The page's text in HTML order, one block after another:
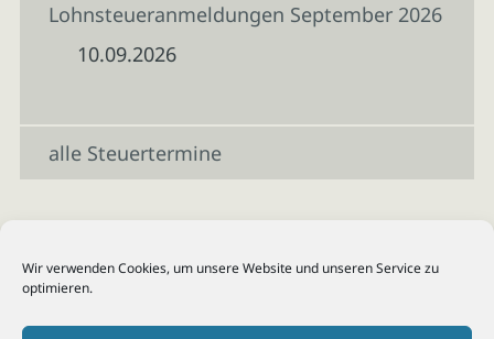
Wir verwenden Cookies, um unsere Website und unseren Service zu
optimieren.
Lohnsteueranmeldungen September 2026
10.09.2026
alle Steuertermine